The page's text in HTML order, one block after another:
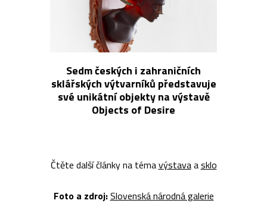
Sedm českých i zahraničních
sklářských výtvarníků představuje
své unikátní objekty na výstavě
Objects of Desire
Čtěte další články na témavýstavaasklo
Foto a zdroj:Slovenská národná galerie